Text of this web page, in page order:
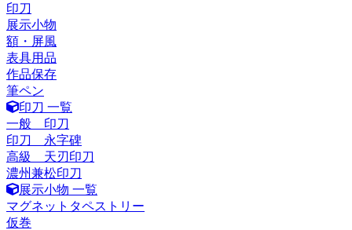
印刀
展示小物
額・屏風
表具用品
作品保存
筆ペン
印刀 一覧
一般 印刀
印刀 永字碑
高級 天刃印刀
濃州兼松印刀
展示小物 一覧
マグネットタペストリー
仮巻